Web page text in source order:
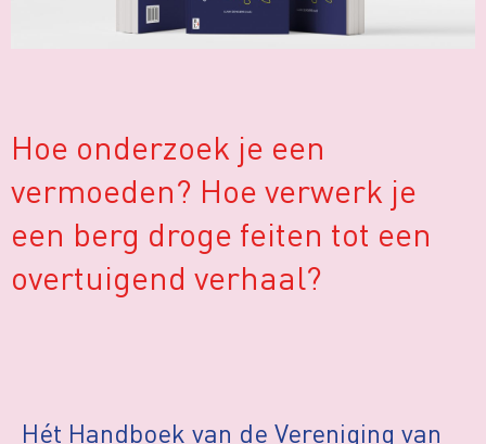
Hoe onderzoek je een
vermoeden? Hoe verwerk je
een berg droge feiten tot een
overtuigend verhaal?
Hét Handboek van de Vereniging van